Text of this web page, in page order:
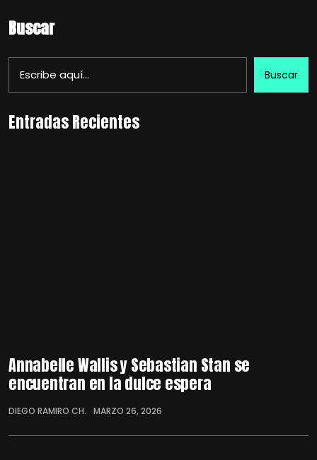
Buscar
Buscar
Entradas Recientes
Annabelle Wallis y Sebastian Stan se
encuentran en la dulce espera
DIEGO RAMIRO CH. MARZO 26, 2026